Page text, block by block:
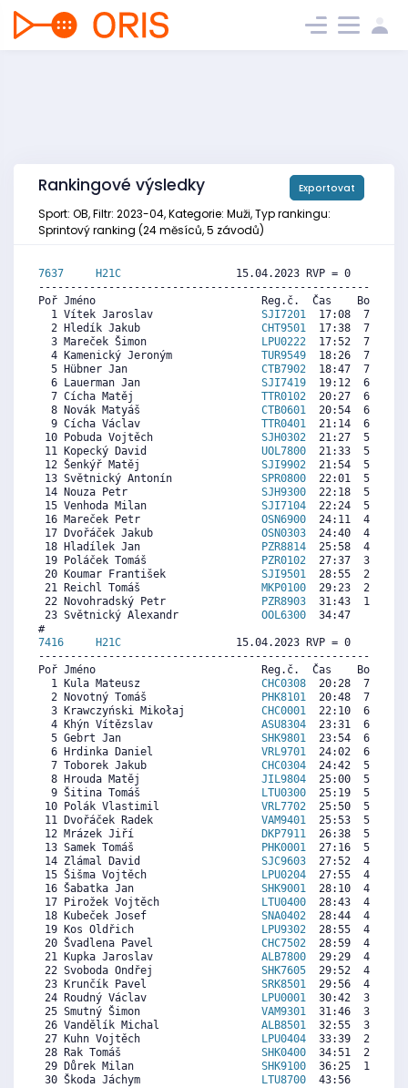
Rankingové výsledky Exportovat
Sport: OB, Filtr: 2023-04, Kategorie: Muži, Typ rankingu:
Sprintový ranking (24 měsíců, 5 závodů)
7637 H21C
15.04.2023 RVP = 0     IP
Poř Jméno                          Reg.č.  Čas    Body
  1 Vítek Jaroslav
SJI7201
17:08  7874
  2 Hledík Jakub
CHT9501
17:38  7654
  3 Mareček Šimon
LPU0222
17:52  7552
  4 Kamenický Jeroným
TUR9549
18:26  7304
  5 Hübner Jan
CTB7902
18:47  7150
  6 Lauerman Jan
SJI7419
19:12  6967
  7 Cícha Matěj
TTR0102
20:27  6419
  8 Novák Matyáš
CTB0601
20:54  6222
  9 Cícha Václav
TTR0401
21:14  6076
10 Pobuda Vojtěch SJH0302
21:27  5981
11 Kopecký David UOL7800
21:33  5937
12 Šenkýř Matěj SJI9902
21:54  5783
13 Světnický Antonín SPR0800
22:01  5732
14 Nouza Petr SJH9300
22:18  5608
15 Venhoda Milan SJI7104
22:24  5564
16 Mareček Petr OSN6900
24:11  4782
17 Dvořáček Jakub OSN0303
24:40  4570
18 Hladílek Jan
PZR8814
25:58  4000
19 Poláček Tomáš
PZR0102
27:37  3277
20 Koumar František SJI9501
28:55  2707
21 Reichl Tomáš MKP0100
29:23  2502
22 Novohradský Petr
PZR8903
31:43  1479
23 Světnický Alexandr OOL6300
34:47   134
7416
H21C
15.04.2023 RVP = 0     IP
Poř Jméno                          Reg.č.  Čas    Body
  1 Kula Mateusz
CHC0308
20:28  7412
  2 Novotný Tomáš
PHK8101
20:48  7299
  3 Krawczyński Mikołaj
CHC0001
22:10  6835
  4 Khýn Vítězslav
ASU8304
23:31  6376
  5 Gebrt Jan
SHK9801
23:54  6246
  6 Hrdinka Daniel
VRL9701
24:02  6201
  7 Toborek Jakub
CHC0304
24:42  5974
  8 Hrouda Matěj
JIL9804
25:00  5872
  9 Šitina Tomáš
LTU0300
25:19  5765
10 Polák Vlastimil VRL7702
25:50  5589
11 Dvořáček Radek VAM9401
25:53  5572
12 Mrázek Jiří
DKP7911
26:38  5317
13 Samek Tomáš
PHK0001
27:16  5102
14 Zlámal David SJC9603
27:52  4899
15 Šišma Vojtěch
LPU0204
27:55  4882
16 Šabatka Jan SHK9001
28:10  4797
17 Pirožek Vojtěch
LTU0400
28:43  4610
18 Kubeček Josef SNA0402
28:44  4604
19 Kos Oldřich
LPU9302
28:55  4542
20 Švadlena Pavel CHC7502
28:59  4519
21 Kupka Jaroslav ALB7800
29:29  4349
22 Svoboda Ondřej SHK7605
29:52  4219
23 Krunčík Pavel SRK8501
29:56  4197
24 Roudný Václav
LPU0001
30:42  3936
25 Smutný Šimon VAM9301
31:46  3574
26 Vandělík Michal ALB8501
32:55  3183
27 Kuhn Vojtěch
LPU0404
33:39  2934
28 Rak Tomáš SHK0400
34:51  2527
29 Důrek Milan SHK9100
36:25  1995
30 Škoda Jáchym
LTU8700
43:56     0